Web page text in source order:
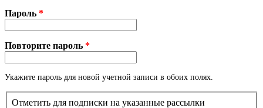
Пароль *
Повторите пароль *
Укажите пароль для новой учетной записи в обоих полях.
Отметить для подписки на указанные рассылки